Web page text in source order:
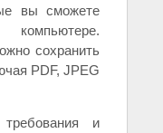
вы сможете
сохранить
PDF, JPEG
и